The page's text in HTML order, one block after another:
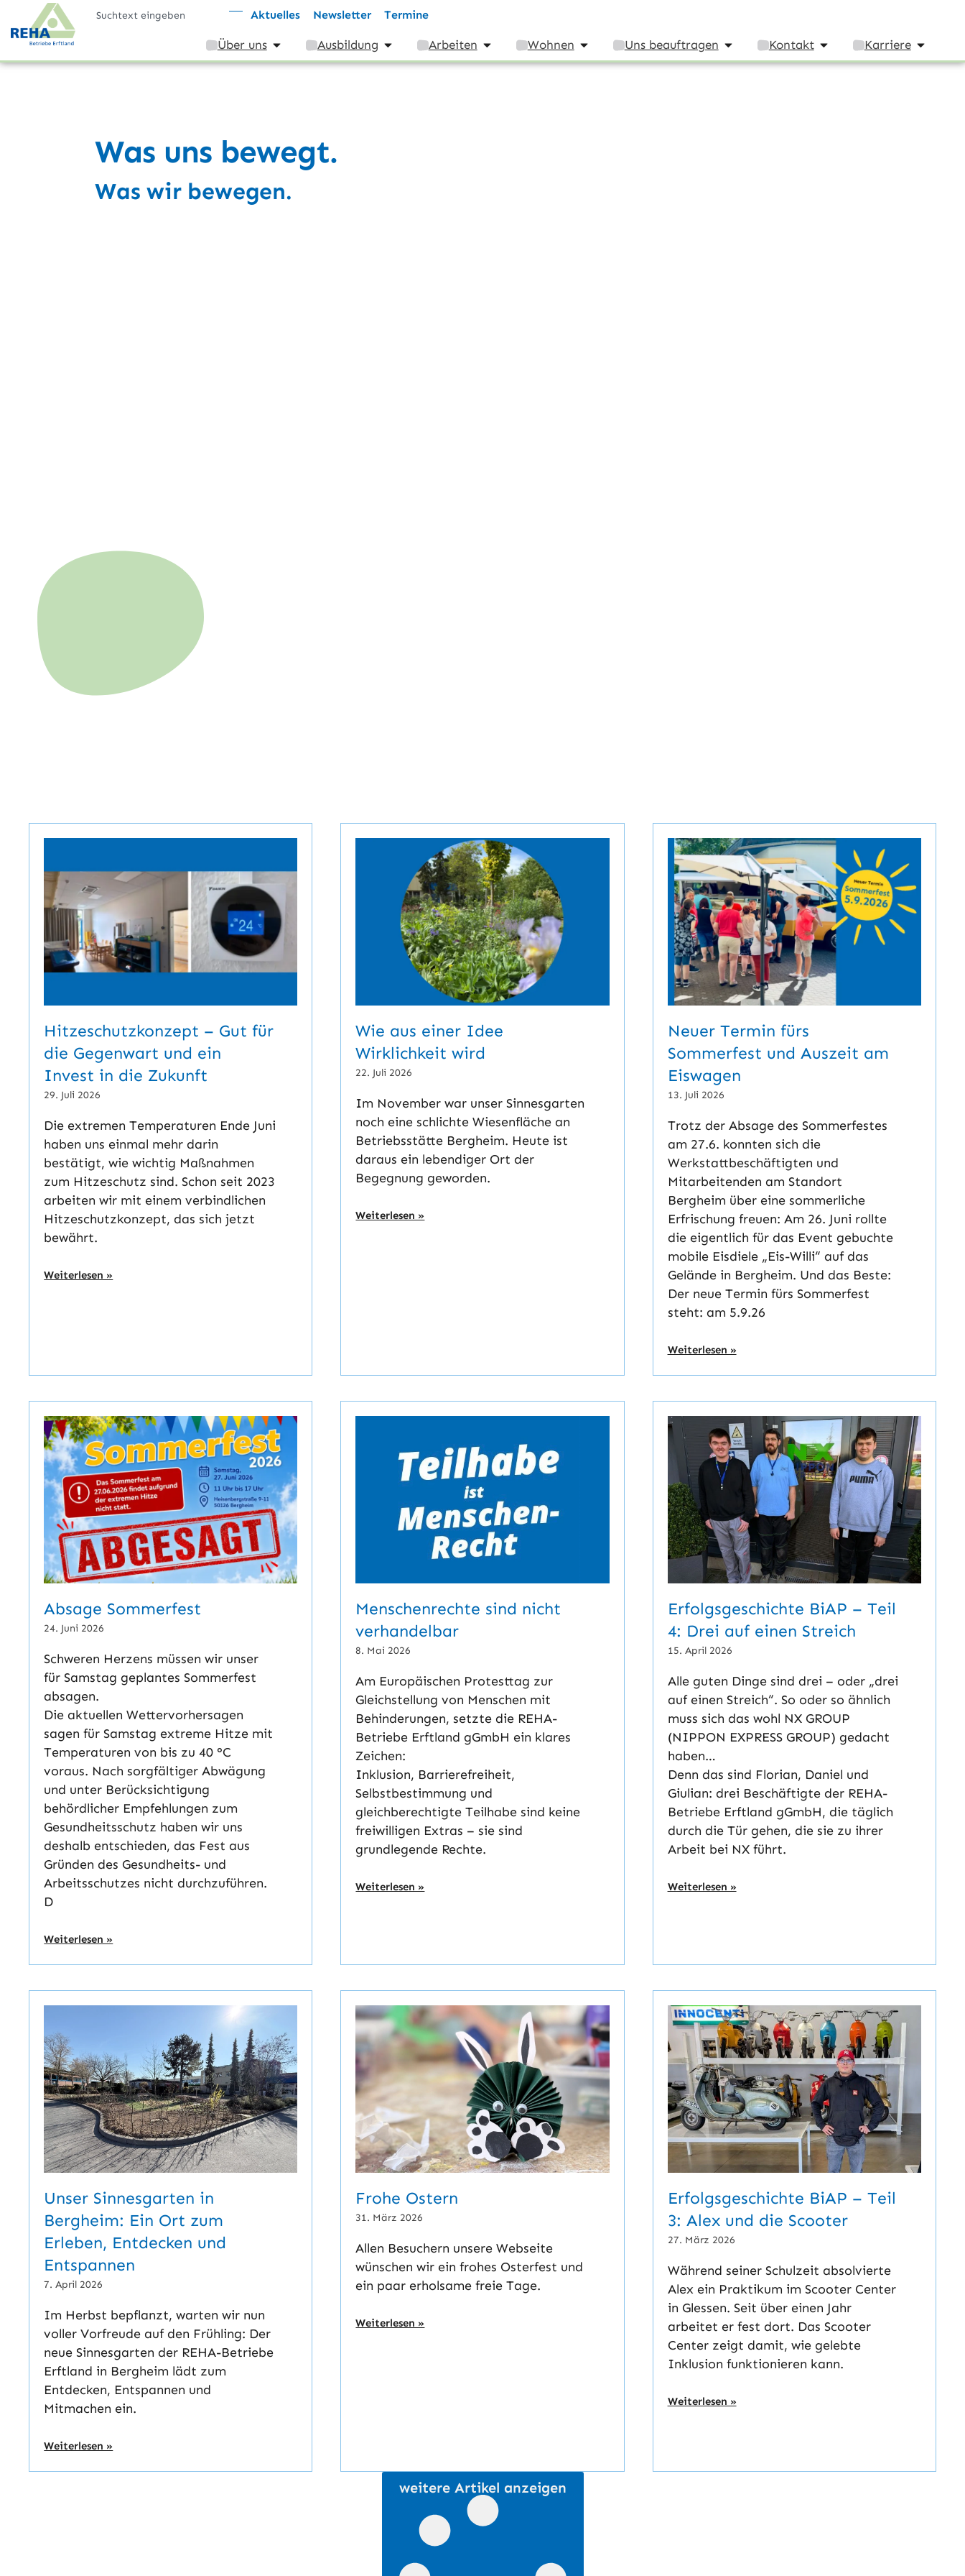
Aktuelles Newsletter Termine
Über uns Ausbildung Arbeiten Wohnen Uns beauftragen Kontakt Karriere
Was uns bewegt.
Was wir bewegen.
Hitzeschutzkonzept – Gut für
die Gegenwart und ein
Invest in die Zukunft
29. Juli 2026
Die extremen Temperaturen Ende Juni
haben uns einmal mehr darin
bestätigt, wie wichtig Maßnahmen
zum Hitzeschutz sind. Schon seit 2023
arbeiten wir mit einem verbindlichen
Hitzeschutzkonzept, das sich jetzt
bewährt.
Weiterlesen »
Wie aus einer Idee
Wirklichkeit wird
22. Juli 2026
Im November war unser Sinnesgarten
noch eine schlichte Wiesenfläche an
Betriebsstätte Bergheim. Heute ist
daraus ein lebendiger Ort der
Begegnung geworden.
Weiterlesen »
Neuer Termin fürs
Sommerfest und Auszeit am
Eiswagen
13. Juli 2026
Trotz der Absage des Sommerfestes
am 27.6. konnten sich die
Werkstattbeschäftigten und
Mitarbeitenden am Standort
Bergheim über eine sommerliche
Erfrischung freuen: Am 26. Juni rollte
die eigentlich für das Event gebuchte
mobile Eisdiele „Eis-Willi“ auf das
Gelände in Bergheim. Und das Beste:
Der neue Termin fürs Sommerfest
steht: am 5.9.26
Weiterlesen »
Absage Sommerfest
24. Juni 2026
Schweren Herzens müssen wir unser
für Samstag geplantes Sommerfest
absagen.
Die aktuellen Wettervorhersagen
sagen für Samstag extreme Hitze mit
Temperaturen von bis zu 40 °C
voraus. Nach sorgfältiger Abwägung
und unter Berücksichtigung
behördlicher Empfehlungen zum
Gesundheitsschutz haben wir uns
deshalb entschieden, das Fest aus
Gründen des Gesundheits- und
Arbeitsschutzes nicht durchzuführen.
D
Weiterlesen »
Menschenrechte sind nicht
verhandelbar
8. Mai 2026
Am Europäischen Protesttag zur
Gleichstellung von Menschen mit
Behinderungen, setzte die REHA-
Betriebe Erftland gGmbH ein klares
Zeichen:
Inklusion, Barrierefreiheit,
Selbstbestimmung und
gleichberechtigte Teilhabe sind keine
freiwilligen Extras – sie sind
grundlegende Rechte.
Weiterlesen »
Erfolgsgeschichte BiAP – Teil
4: Drei auf einen Streich
15. April 2026
Alle guten Dinge sind drei – oder „drei
auf einen Streich“. So oder so ähnlich
muss sich das wohl NX GROUP
(NIPPON EXPRESS GROUP) gedacht
haben…
Denn das sind Florian, Daniel und
Giulian: drei Beschäftigte der REHA-
Betriebe Erftland gGmbH, die täglich
durch die Tür gehen, die sie zu ihrer
Arbeit bei NX führt.
Weiterlesen »
Unser Sinnesgarten in
Bergheim: Ein Ort zum
Erleben, Entdecken und
Entspannen
7. April 2026
Im Herbst bepflanzt, warten wir nun
voller Vorfreude auf den Frühling: Der
neue Sinnesgarten der REHA-Betriebe
Erftland in Bergheim lädt zum
Entdecken, Entspannen und
Mitmachen ein.
Weiterlesen »
Frohe Ostern
31. März 2026
Allen Besuchern unsere Webseite
wünschen wir ein frohes Osterfest und
ein paar erholsame freie Tage.
Weiterlesen »
Erfolgsgeschichte BiAP – Teil
3: Alex und die Scooter
27. März 2026
Während seiner Schulzeit absolvierte
Alex ein Praktikum im Scooter Center
in Glessen. Seit über einen Jahr
arbeitet er fest dort. Das Scooter
Center zeigt damit, wie gelebte
Inklusion funktionieren kann.
Weiterlesen »
weitere Artikel anzeigen